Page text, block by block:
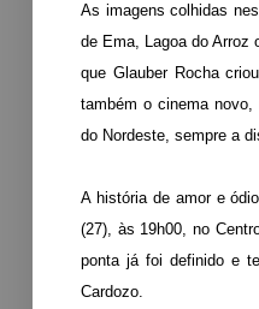
As imagens colhidas
de Ema, Lagoa do Arroz
que Glauber Rocha
também o cinema
do Nordeste, sempre a
A história de amor e
(27), às 19h00, no
ponta já foi definido e
Cardozo.